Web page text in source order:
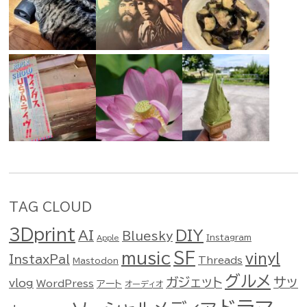
TAG CLOUD
3Dprint AI Apple Bluesky DIY Instagram
InstaxPal Mastodon music SF Threads vinyl
vlog WordPress アート オーディオ ガジェット グルメ サッ